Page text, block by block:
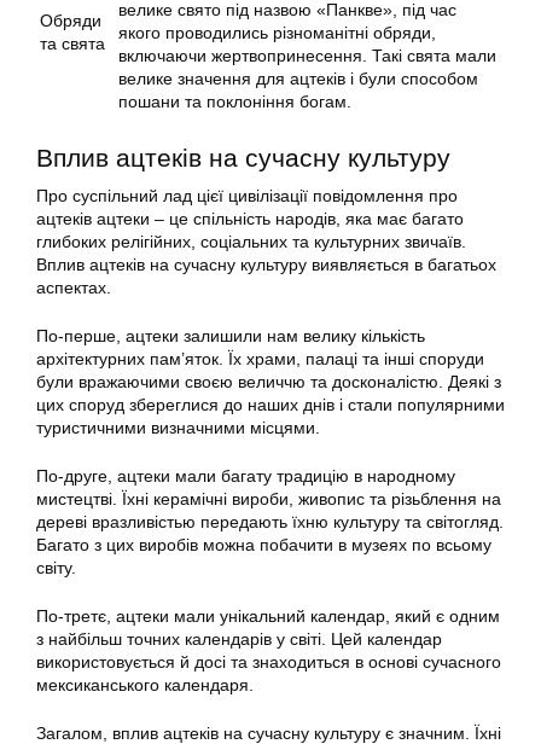
Обряди
та свята
велике свято під назвою «Панкве», під час
якого проводились різноманітні обряди,
включаючи жертвопринесення. Такі свята мали
велике значення для ацтеків і були способом
пошани та поклоніння богам.
Вплив ацтеків на сучасну культуру
Про суспільний лад цієї цивілізації повідомлення про
ацтеків ацтеки – це спільність народів, яка має багато
глибоких релігійних, соціальних та культурних звичаїв.
Вплив ацтеків на сучасну культуру виявляється в багатьох
аспектах.
По-перше, ацтеки залишили нам велику кількість
архітектурних пам’яток. Їх храми, палаці та інші споруди
були вражаючими своєю величчю та досконалістю. Деякі з
цих споруд збереглися до наших днів і стали популярними
туристичними визначними місцями.
По-друге, ацтеки мали багату традицію в народному
мистецтві. Їхні керамічні вироби, живопис та різьблення на
дереві вразливістью передають їхню культуру та світогляд.
Багато з цих виробів можна побачити в музеях по всьому
світу.
По-третє, ацтеки мали унікальний календар, який є одним
з найбільш точних календарів у світі. Цей календар
використовується й досі та знаходиться в основі сучасного
мексиканського календаря.
Загалом, вплив ацтеків на сучасну культуру є значним. Їхні